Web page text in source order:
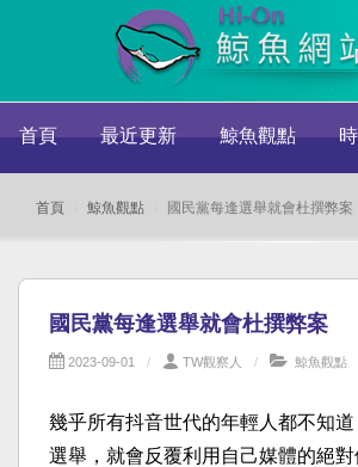
首頁 最近更新 鯨魚觀點
首頁 鯨魚觀點 國民黨每逢選舉就會杜撰弊案
國民黨每逢選舉就會杜撰弊案
2023-09-01 TW觀察人 鯨魚觀點
幾乎所有抖音世代的年輕人都不知
選舉，就會反覆利用自己媒體的絕